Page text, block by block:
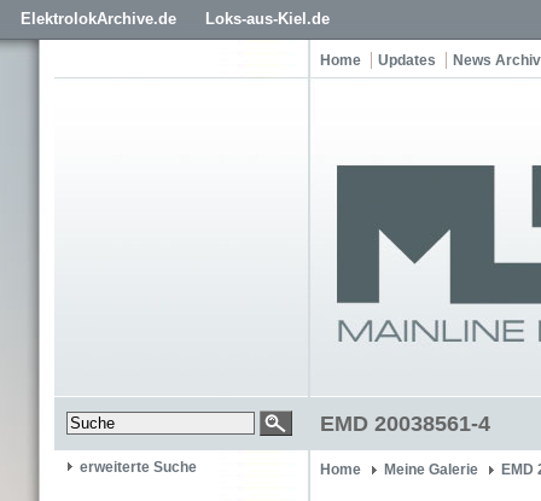
ElektrolokArchive.de Loks-aus-Kiel.de
Home Updates News Archiv
EMD 20038561-4
erweiterte Suche Home Meine Galerie EMD